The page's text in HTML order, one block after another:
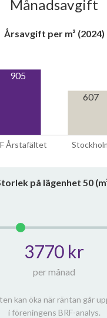
Månadsavgift
Årsavgift per m² (2024)
Årstafältet
905
607
på lägenhet 50
3770 kr
per månad
kan öka när räntan går
i föreningens BRF-analys.